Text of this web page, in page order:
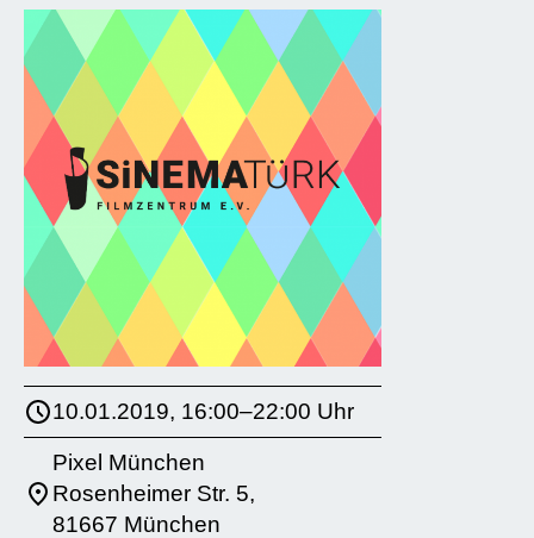
10.01.2019, 16:00–22:00 Uhr
Pixel München
Rosenheimer Str. 5,
81667 München